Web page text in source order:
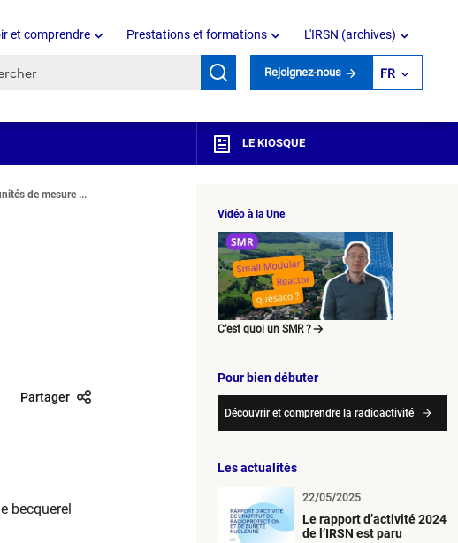
et comprendre Prestations et formations L'IRSN (archives)
par mots clés Rejoignez-nous FR
LE KIOSQUE
de mesure ...
Partager
becquerel
Vidéo à la Une
C’est quoi un SMR ?
Pour bien débuter
Découvrir et comprendre la radioactivité
Les actualités
Le rapport d’activité 2024
de l’IRSN est paru
22/05/2025